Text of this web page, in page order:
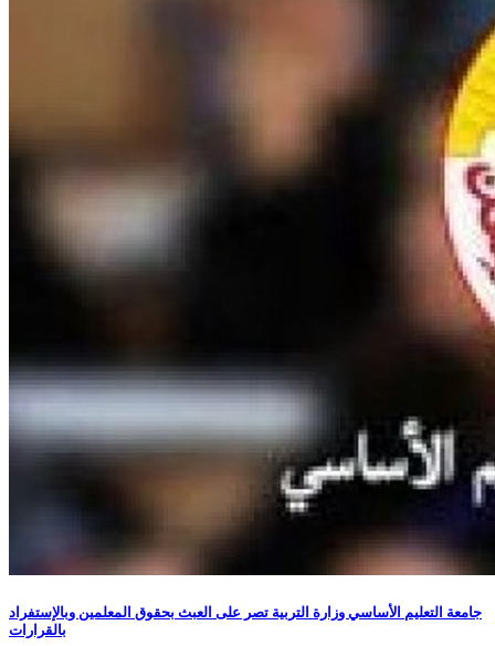
جامعة التعليم الأساسي وزارة التربية تصر على العبث بحقوق المعلمين وبالإستفراد
بالقرارات